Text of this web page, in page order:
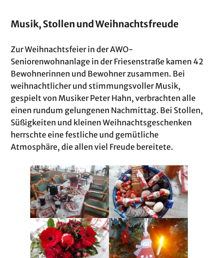
Musik, Stollen und Weihnachtsfreude
Zur Weihnachtsfeier in der AWO-
Seniorenwohnanlage in der Friesenstraße kamen 42
Bewohnerinnen und Bewohner zusammen. Bei
weihnachtlicher und stimmungsvoller Musik,
gespielt von Musiker Peter Hahn, verbrachten alle
einen rundum gelungenen Nachmittag. Bei Stollen,
Süßigkeiten und kleinen Weihnachtsgeschenken
herrschte eine festliche und gemütliche
Atmosphäre, die allen viel Freude bereitete.